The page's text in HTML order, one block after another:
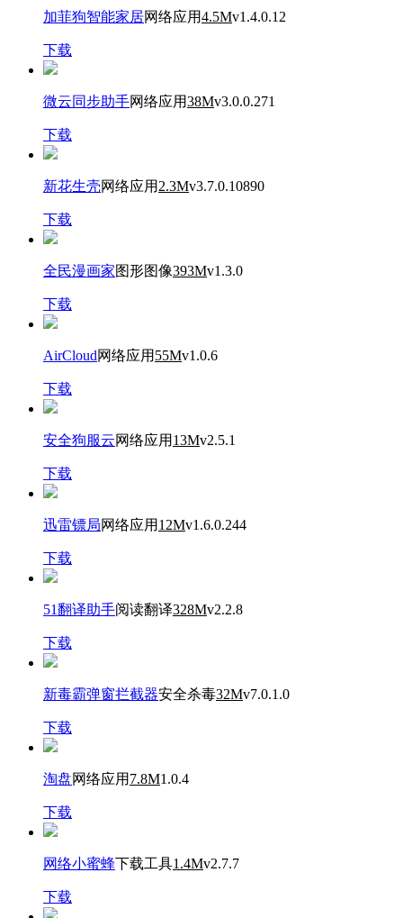
加菲狗智能家居网络应用4.5Mv1.4.0.12
下载
微云同步助手网络应用38Mv3.0.0.271
下载
新花生壳网络应用 2.3Mv3.7.0.10890
下载
全民漫画家图形图像393Mv1.3.0
下载
AirCloud网络应用 55Mv1.0.6
下载
安全狗服云网络应用 13Mv2.5.1
下载
迅雷镖局网络应用 12Mv1.6.0.244
下载
51翻译助手阅读翻译328Mv2.2.8
下载
新毒霸弹窗拦截器安全杀毒32Mv7.0.1.0
下载
淘盘网络应用 7.8M1.0.4
下载
网络小蜜蜂下载工具1.4Mv2.7.7
下载